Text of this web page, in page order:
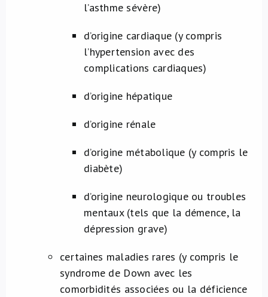
l’asthme sévère)
d’origine cardiaque (y compris
l’hypertension avec des
complications cardiaques)
d’origine hépatique
d’origine rénale
d’origine métabolique (y compris le
diabète)
d’origine neurologique ou troubles
mentaux (tels que la démence, la
dépression grave)
certaines maladies rares (y compris le
syndrome de Down avec les
comorbidités associées ou la déficience